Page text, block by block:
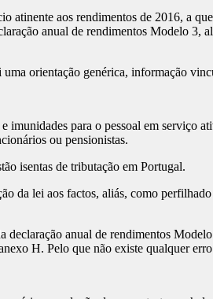
aos rendimentos de 2016, a
anual de rendimentos Modelo 3,
orientação genérica, informação
para o pessoal em serviço
ou pensionistas.
isentas de tributação em Portugal.
lei aos factos, aliás, como
anual de rendimentos
H. Pelo que não existe qualquer